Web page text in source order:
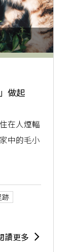
做起
在人煙輻
中的毛小
跡
讀更多